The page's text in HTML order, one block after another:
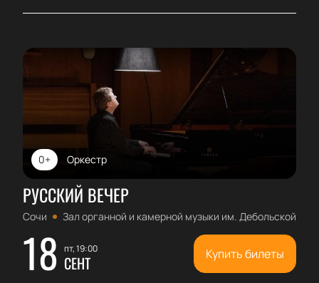
Оркестр
0+
РУССКИЙ ВЕЧЕР
Сочи Зал органной и камерной музыки им. Дебольской
18 пт, 19:00
СЕНТ Купить билеты